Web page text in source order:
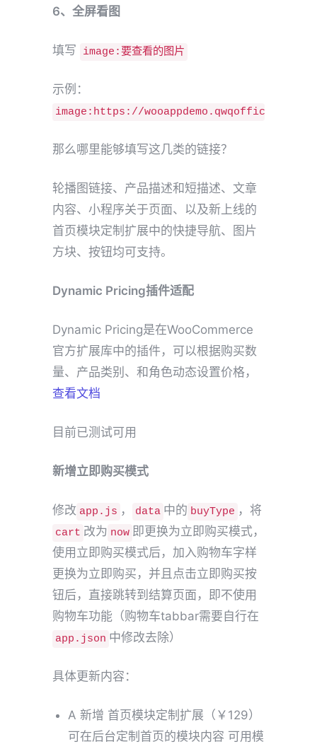
6、全屏看图
填写 image:要查看的图片
示例：
image:https://wooappdemo.qwqoffice.com/
那么哪里能够填写这几类的链接？
轮播图链接、产品描述和短描述、文章
内容、小程序关于页面、以及新上线的
首页模块定制扩展中的快捷导航、图片
方块、按钮均可支持。
Dynamic Pricing插件适配
Dynamic Pricing是在WooCommerce
官方扩展库中的插件，可以根据购买数
量、产品类别、和角色动态设置价格，
查看文档
目前已测试可用
新增立即购买模式
修改 app.js ， data 中的 buyType ，将
cart 改为 now 即更换为立即购买模式，
使用立即购买模式后，加入购物车字样
更换为立即购买，并且点击立即购买按
钮后，直接跳转到结算页面，即不使用
购物车功能（购物车tabbar需要自行在
app.json 中修改去除）
具体更新内容：
A 新增 首页模块定制扩展（￥129）
可在后台定制首页的模块内容 可用模